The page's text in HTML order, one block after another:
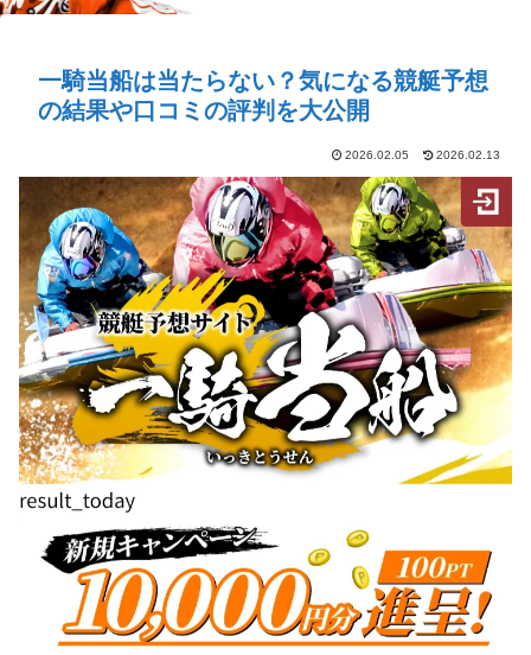
一騎当船は当たらない？気になる競艇予想
の結果や口コミの評判を大公開
2026.02.05 2026.02.13